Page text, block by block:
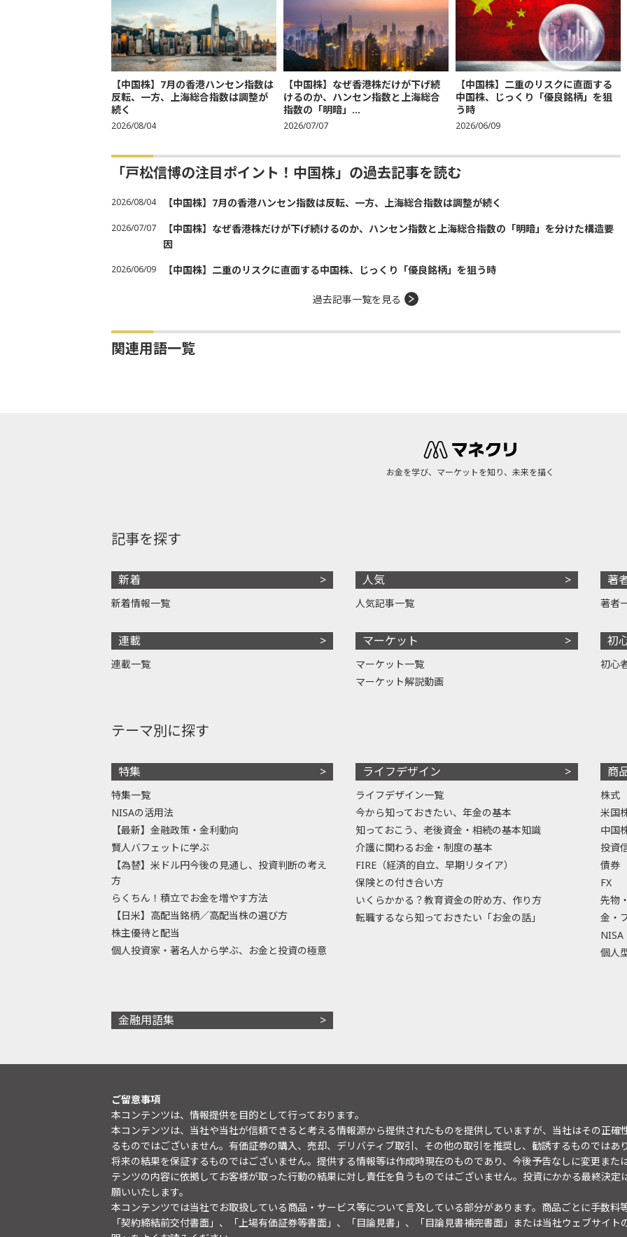
【中国株】7月の香港ハンセン指数は
反転、一方、上海総合指数は調整が
続く
2026/08/04
【中国株】なぜ香港株だけが下げ続
けるのか、ハンセン指数と上海総合
指数の「明暗」...
2026/07/07
【中国株】二重のリスクに直面する
中国株、じっくり「優良銘柄」を狙
う時
2026/06/09
「戸松信博の注目ポイント！中国株」の過去記事を読む
2026/08/04 【中国株】7月の香港ハンセン指数は反転、一方、上海総合指数は調整が続く
2026/07/07
【中国株】なぜ香港株だけが下げ続けるのか、ハンセン指数と上海総合指数の「明暗」を分けた構造要
因
2026/06/09 【中国株】二重のリスクに直面する中国株、じっくり「優良銘柄」を狙う時
過去記事一覧を見る
関連用語一覧
お金を学び、マーケットを知り、未来を描く
記事を探す
新着
新着情報一覧
連載
連載一覧
人気
人気記事一覧
マーケット
マーケット一覧
マーケット解説動画
著
著者
初
初心
テーマ別に探す
特集
特集一覧
NISAの活用法
【最新】金融政策・金利動向
賢人バフェットに学ぶ
【為替】米ドル円今後の見通し、投資判断の考え
方
らくちん！積立でお金を増やす方法
【日米】高配当銘柄／高配当株の選び方
株主優待と配当
個人投資家・著名人から学ぶ、お金と投資の極意
ライフデザイン
ライフデザイン一覧
今から知っておきたい、年金の基本
知っておこう、老後資金・相続の基本知識
介護に関わるお金・制度の基本
FIRE（経済的自立、早期リタイア）
保険との付き合い方
いくらかかる？教育資金の貯め方、作り方
転職するなら知っておきたい「お金の話」
商
株式
米国
中国
投資
債券
FX
先物
金・
NISA
個人
金融用語集
ご留意事項
本コンテンツは、情報提供を目的として行っております。
本コンテンツは、当社や当社が信頼できると考える情報源から提供されたものを提供していますが、当社はその正
るものではございません。有価証券の購入、売却、デリバティブ取引、その他の取引を推奨し、勧誘するものでは
将来の結果を保証するものではございません。提供する情報等は作成時現在のものであり、今後予告なしに変更また
テンツの内容に依拠してお客様が取った行動の結果に対し責任を負うものではございません。投資にかかる最終決
願いいたします。
本コンテンツでは当社でお取扱している商品・サービス等について言及している部分があります。商品ごとに手数料
「契約締結前交付書面」、「上場有価証券等書面」、「目論見書」、「目論見書補完書面」または当社ウェブサイト